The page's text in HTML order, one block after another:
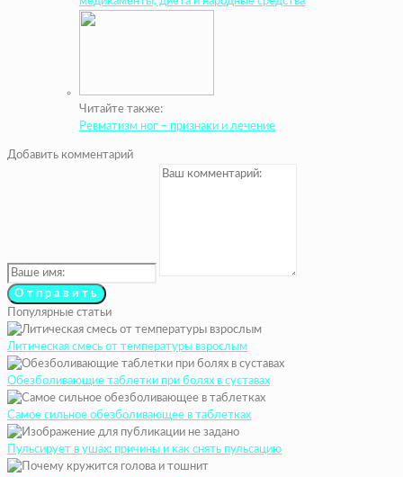
Читайте также:
Ревматизм ног – признаки и лечение
Добавить комментарий
Популярные статьи
Литическая смесь от температуры взрослым
Обезболивающие таблетки при болях в суставах
Самое сильное обезболивающее в таблетках
Пульсирует в ушах: причины и как снять пульсацию